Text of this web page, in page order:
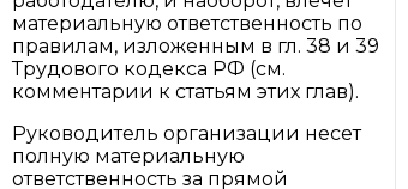
материальную ответственность по
правилам, изложенным в гл. 38 и 39
Трудового кодекса РФ (см.
комментарии к статьям этих глав).
Руководитель организации несет
полную материальную
ответственность за прямой